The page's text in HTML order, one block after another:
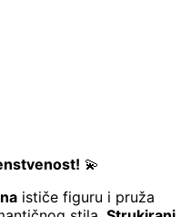
💫
ističe figuru i pruža